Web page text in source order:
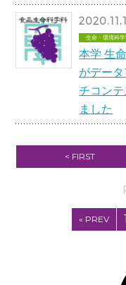
生命・環境科
本学 生
がデー
チコン
ました
< FIRST
« PREV 1